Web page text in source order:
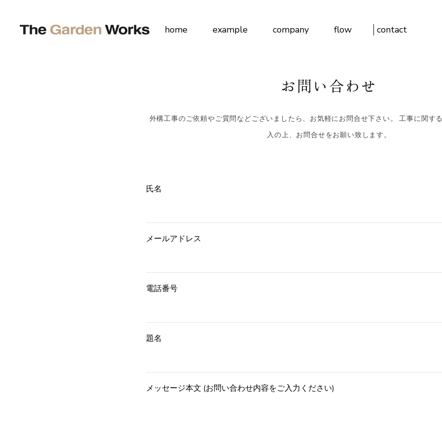
home example company flow contact
お問い合わせ
外構工事のご依頼やご質問などございましたら、お気軽にお問合せ下さい。 工事に関す
入の上、お問合せをお願い致します。
氏名
メールアドレス
電話番号
題名
メッセージ本文 (お問い合わせ内容をご入力ください)